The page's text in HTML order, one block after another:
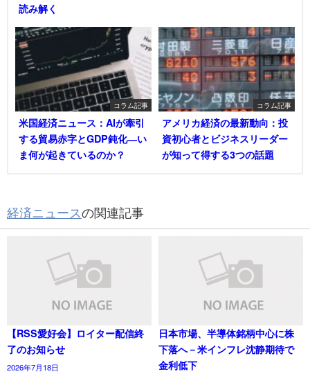
読み解く
コラム記事
米国経済ニュース：AIが牽引
する貿易赤字とGDP鈍化―い
ま何が起きているのか？
コラム記事
アメリカ経済の最新動向：投
資初心者とビジネスリーダー
が知って得する3つの話題
経済ニュースの関連記事
【RSS愛好会】ロイター配信終
了のお知らせ
2026年7月18日
日本市場、半導体銘柄中心に株
下落へ－米インフレ沈静期待で
金利低下